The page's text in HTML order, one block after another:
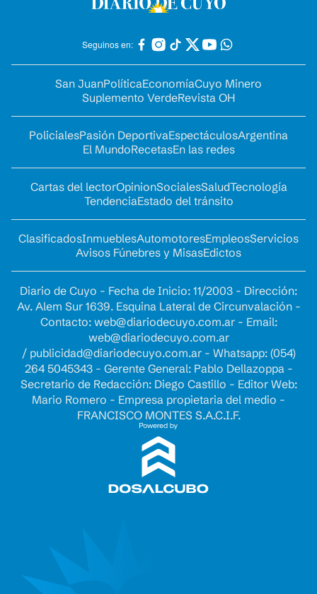
Seguinos en:
San JuanPolíticaEconomíaCuyo Minero
Suplemento VerdeRevista OH
PolicialesPasión DeportivaEspectáculosArgentina
El MundoRecetasEn las redes
Cartas del lectorOpinionSocialesSaludTecnología
TendenciaEstado del tránsito
ClasificadosInmueblesAutomotoresEmpleosServicios
Avisos Fúnebres y MisasEdictos
Diario de Cuyo - Fecha de Inicio: 11/2003 - Dirección:
Av. Alem Sur 1639. Esquina Lateral de Circunvalación -
Contacto: web@diariodecuyo.com.ar- Email:
web@diariodecuyo.com.ar
/ publicidad@diariodecuyo.com.ar- Whatsapp: (054)
264 5045343 - Gerente General: Pablo Dellazoppa -
Secretario de Redacción: Diego Castillo - Editor Web:
Mario Romero - Empresa propietaria del medio -
FRANCISCO MONTES S.A.C.I.F.